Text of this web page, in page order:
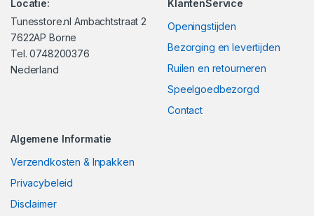
Locatie:
Tunesstore.nl Ambachtstraat 2
7622AP Borne
Tel. 0748200376
Nederland
KlantenService
Openingstijden
Bezorging en levertijden
Ruilen en retourneren
Speelgoedbezorgd
Contact
Algemene Informatie
Verzendkosten & Inpakken
Privacybeleid
Disclaimer